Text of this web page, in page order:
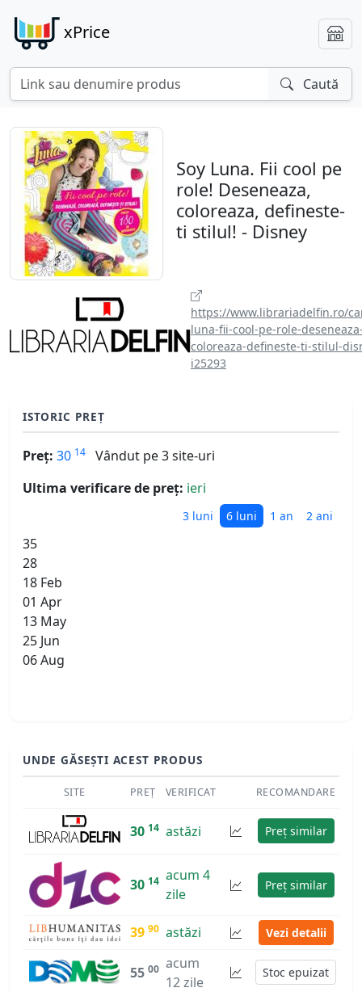
xPrice
Caută
Soy Luna. Fii cool pe
role! Deseneaza,
coloreaza, defineste-
ti stilul! - Disney
https://www.librariadelfin.ro/
luna-fii-cool-pe-role-
coloreaza-defineste-ti-stilul-
i25293
ISTORIC PREȚ
Preț: 30 14
Vândut pe 3 site-uri
Ultima verificare de preț: ieri
3 luni 6 luni 1 an 2 ani
35
28
18 Feb
01 Apr
13 May
25 Jun
06 Aug
UNDE GĂSEȘTI ACEST PRODUS
SITE PREȚ VERIFICAT RECOMANDARE
30 14 astăzi Preț similar
30 14 acum 4
zile
Preț similar
39 90 astăzi Vezi detalii
55 00 acum
12 zile
Stoc epuizat